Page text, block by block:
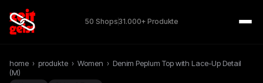
50 Shops31.000+ Produkte
home › produkte › Women › Denim Peplum Top with Lace-Up Detail
(M)